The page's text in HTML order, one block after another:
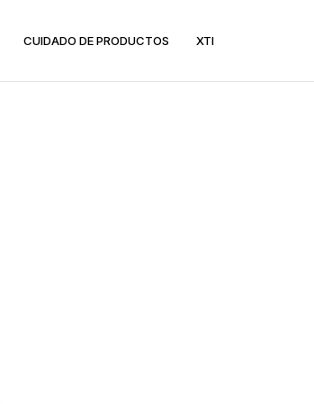
CUIDADO DE PRODUCTOS XTI